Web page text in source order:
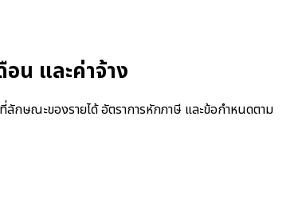
น และค่าจ้าง
กษณะของรายได้ อัตราการหักภาษี และข้อกำหนดตาม